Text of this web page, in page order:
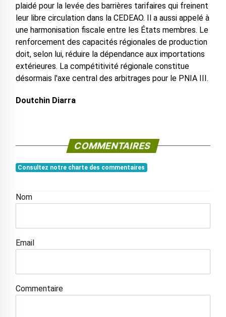
plaidé pour la levée des barrières tarifaires qui freinent
leur libre circulation dans la CEDEAO. Il a aussi appelé à
une harmonisation fiscale entre les États membres. Le
renforcement des capacités régionales de production
doit, selon lui, réduire la dépendance aux importations
extérieures. La compétitivité régionale constitue
désormais l'axe central des arbitrages pour le PNIA III.
Doutchin Diarra
COMMENTAIRES
Consultez notre charte des commentaires
Nom
Email
Commentaire